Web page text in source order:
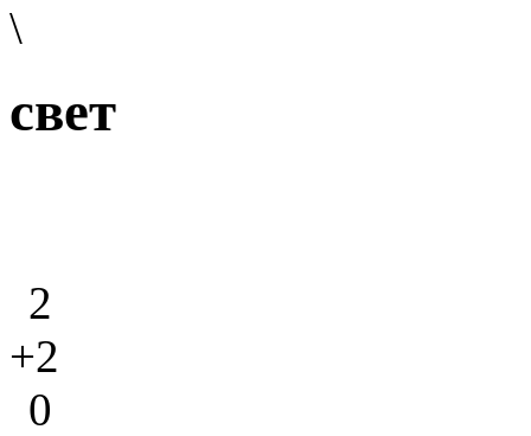
\
свет
2
+2
0